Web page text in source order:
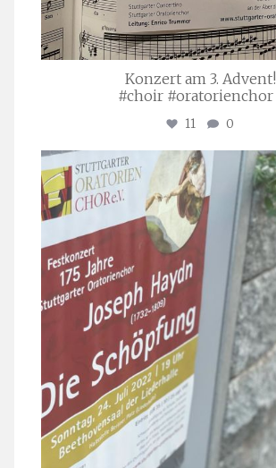
Konzert am 3. Advent!
#choir #oratorienchor
11 0
stuttgarter_oratorienchor
Juli 23